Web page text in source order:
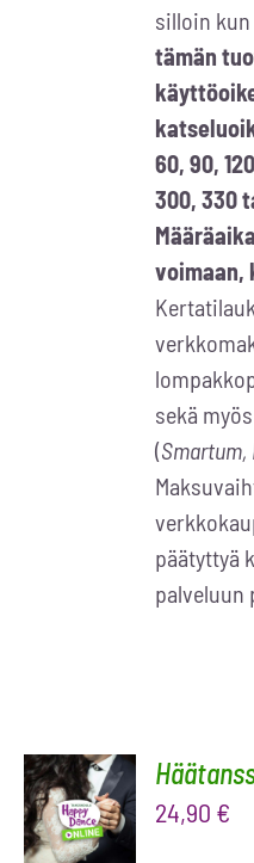
silloin
tämän
60, 90,
300, 330
voimaan,
sekä
(Smartum,
päätyttyä
palveluun
LISÄÄ
OSTOSKORIIN
/
24,90 €